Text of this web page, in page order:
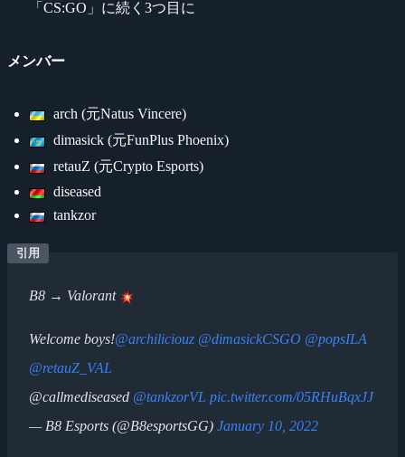
「CS:GO」に続く3つ目に
メンバー
arch (元Natus Vincere)
dimasick (元FunPlus Phoenix)
retauZ (元Crypto Esports)
diseased
tankzor
B8 → Valorant
Welcome boys!@archiliciouz @dimasickCSGO @popsILA
@retauZ_VAL
@callmediseased @tankzorVL pic.twitter.com/05RHuBqxJJ
— B8 Esports (@B8esportsGG) January 10, 2022